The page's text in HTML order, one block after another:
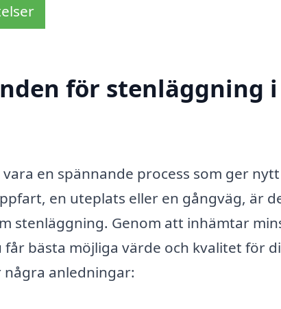
för stenläggning i
en spännande process som ger
en uteplats eller en gångväg, är
stenläggning. Genom att inhämtar
bästa möjliga värde och kvalitet för
anledningar: